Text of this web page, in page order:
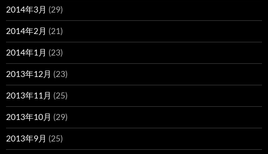
2014年3月 (29)
2014年2月 (21)
2014年1月 (23)
2013年12月 (23)
2013年11月 (25)
2013年10月 (29)
2013年9月 (25)